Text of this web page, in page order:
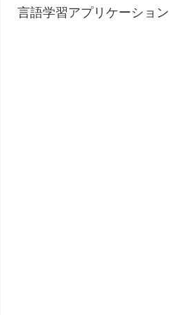
言語学習アプリケーション